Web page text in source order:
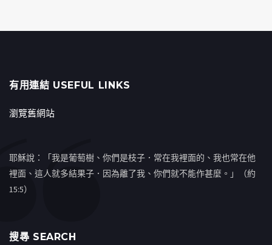
有用連結 USEFUL LINKS
瀏覽舊網站
耶穌說：「我是葡萄樹、你們是枝子．常在我裡面的、我也常在他
裡面、這人就多結果子．因為離了我、你們就不能作甚麼。」（約
15:5）
搜㝷 SEARCH